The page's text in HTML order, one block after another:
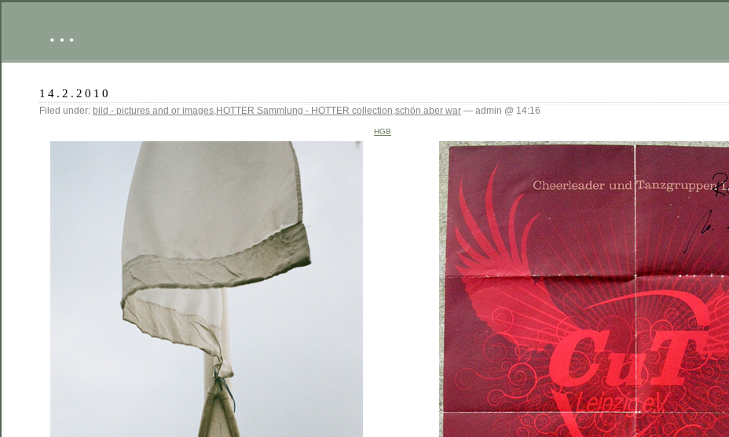
…
14.2.2010
Filed under: bild - pictures and or images,HOTTER Sammlung - HOTTER collection,schön aber war — admin @ 14:16
HGB